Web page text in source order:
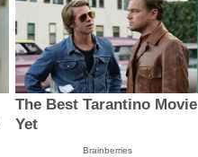
The Best Tarantino Movie
Yet
Brainberries